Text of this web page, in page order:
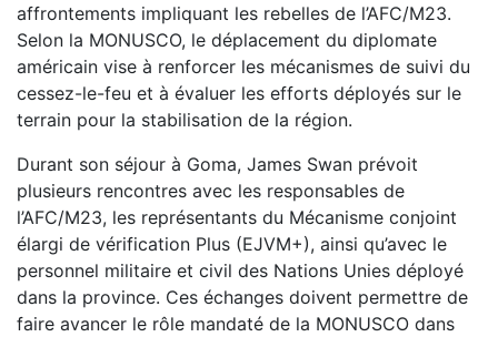
affrontements impliquant les rebelles de l’AFC/M23.
Selon la MONUSCO, le déplacement du diplomate
américain vise à renforcer les mécanismes de suivi du
cessez-le-feu et à évaluer les efforts déployés sur le
terrain pour la stabilisation de la région.
Durant son séjour à Goma, James Swan prévoit
plusieurs rencontres avec les responsables de
l’AFC/M23, les représentants du Mécanisme conjoint
élargi de vérification Plus (EJVM+), ainsi qu’avec le
personnel militaire et civil des Nations Unies déployé
dans la province. Ces échanges doivent permettre de
faire avancer le rôle mandaté de la MONUSCO dans